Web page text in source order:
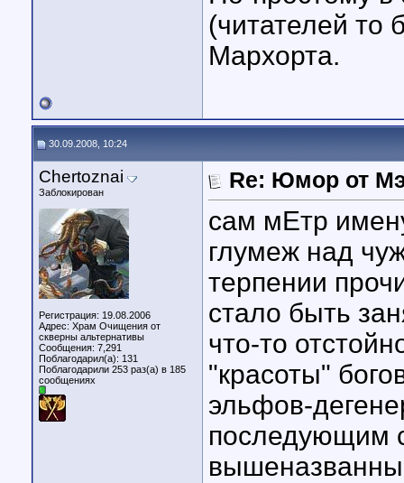
(читателей то
Мархорта.
30.09.2008, 10:24
Chertoznai
Заблокирован
Регистрация: 19.08.2006
Адрес: Храм Очищения от
скверны альтернативы
Сообщения: 7,291
Поблагодарил(а): 131
Поблагодарили 253 раз(а) в 185
сообщениях
Re: Юмор от
сам мЕтр
глумеж над
терпении
стало быть
что-то
"красоты"
эльфов-
последующим